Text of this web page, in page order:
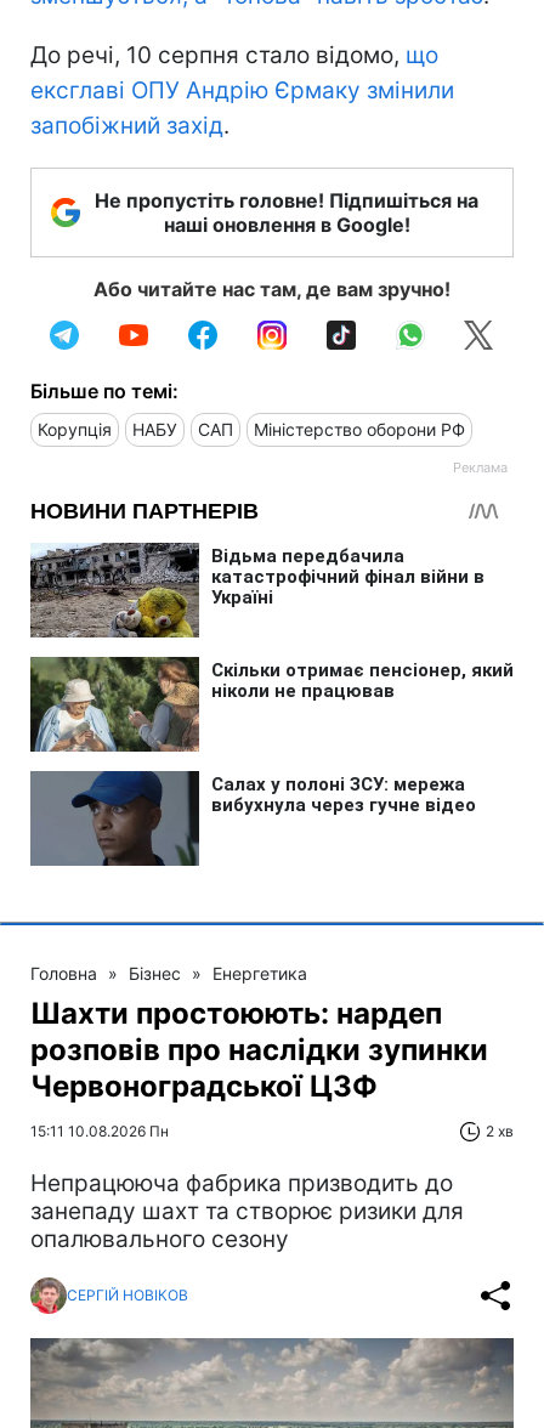
До речі, 10 серпня стало відомо, що
ексглаві ОПУ Андрію Єрмаку змінили
запобіжний захід.
Не пропустіть головне! Підпишіться на
наші оновлення в Google!
Або читайте нас там, де вам зручно!
Більше по темі:
Корупція НАБУ САП Міністерство оборони РФ
Головна » Бізнес » Енергетика
Шахти простоюють: нардеп
розповів про наслідки зупинки
Червоноградської ЦЗФ
15:11 10.08.2026 Пн 2 хв
Непрацююча фабрика призводить до
занепаду шахт та створює ризики для
опалювального сезону
СЕРГІЙ НОВІКОВ